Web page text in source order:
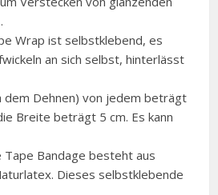
Wrap ist selbstklebend, es
an sich selbst, hinterlässt
dem Dehnen) von jedem beträgt
Breite beträgt 5 cm. Es kann
Tape Bandage besteht aus
Dieses selbstklebende